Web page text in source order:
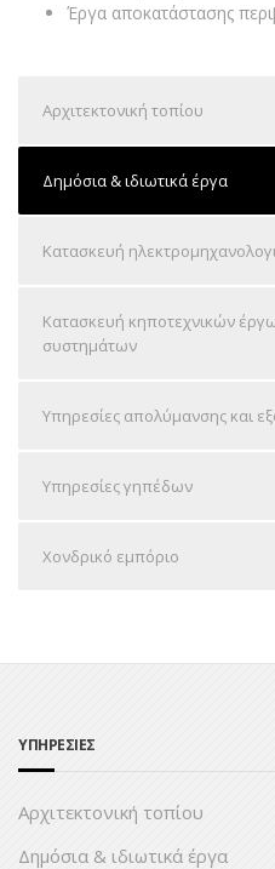
Έργα αποκατάστασης
Αρχιτεκτονική τοπίου
Δημόσια & ιδιωτικά έργα
Κατασκευή
Κατασκευή κηποτεχνικών
συστημάτων
Υπηρεσίες απολύμανσης και
Υπηρεσίες γηπέδων
Χονδρικό εμπόριο
ΥΠΗΡΕΣΙΕΣ
Αρχιτεκτονική τοπίου
Δημόσια & ιδιωτικά έργα